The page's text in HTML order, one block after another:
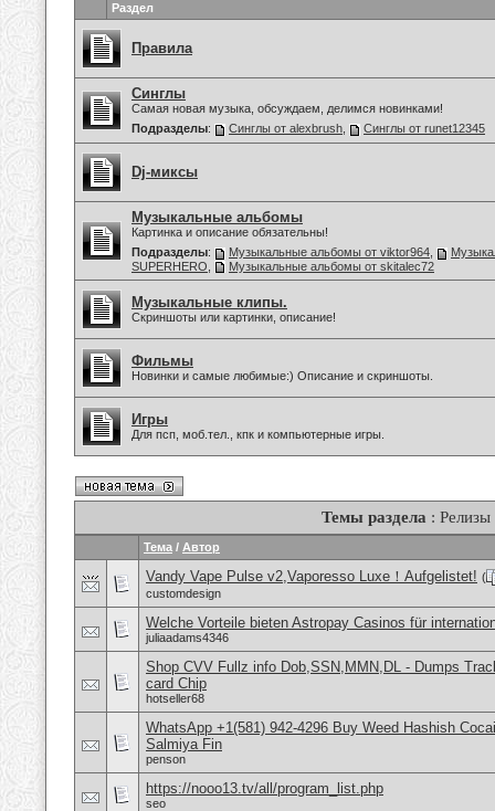
Раздел
Правила
Синглы
Самая новая музыка, обсуждаем, делимся новинками!
Подразделы: Синглы от alexbrush Синглы от runet12345
Dj-миксы
Музыкальные альбомы
Картинка и описание обязательны!
Подразделы: Музыкальные альбомы от viktor964
SUPERHERO
Музыкальные альбомы от skitalec72
Музыкальные клипы.
Скриншоты или картинки, описание!
Фильмы
Новинки и самые любимые:) Описание и скриншоты.
Игры
Для псп, моб.тел., кпк и компьютерные игры.
Темы раздела : Релизы
Тема / Автор
Vandy Vape Pulse v2,Vaporesso Luxe！Aufgelistet! (
customdesign
Welche Vorteile bieten Astropay Casinos für
juliaadams4346
Shop CVV Fullz info Dob,SSN,MMN,DL - Dumps
card Chip
hotseller68
WhatsApp +1(581) 942-4296 Buy Weed Hashish
Salmiya Fin
penson
https://nooo13.tv/all/program_list.php
seo